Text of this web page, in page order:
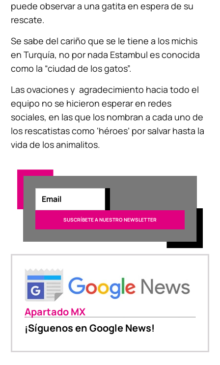
puede observar a una gatita en espera de su
rescate.
Se sabe del cariño que se le tiene a los michis
en Turquía, no por nada Estambul es conocida
como la “ciudad de los gatos”.
Las ovaciones y agradecimiento hacia todo el
equipo no se hicieron esperar en redes
sociales, en las que los nombran a cada uno de
los rescatistas como ‘héroes’ por salvar hasta la
vida de los animalitos.
Apartado MX
¡Síguenos en Google News!